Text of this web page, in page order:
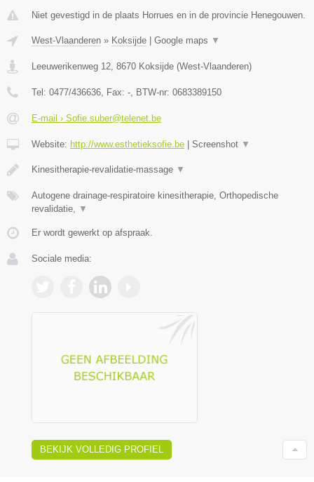
Niet gevestigd in de plaats Horrues en in de provincie Henegouwen.
West-Vlaanderen » Koksijde | Google maps ▼
Leeuwerikenweg 12 8670 Koksijde (West-Vlaanderen)
Tel: 0477/436636 , Fax: - , BTW-nr: 0683389150
E-mail › Sofie.suber@telenet.be
Website: http://www.esthetieksofie.be | Screenshot ▼
Kinesitherapie-revalidatie-massage ▼
Autogene drainage-respiratoire kinesitherapie, Orthopedische
revalidatie,
▼
Er wordt gewerkt op afspraak.
Sociale media:
BEKIJK VOLLEDIG PROFIEL